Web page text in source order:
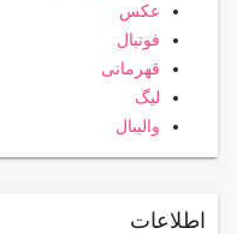
عکس
فوتبال
قهرمانی
لیگ
والیبال
اطلاعات